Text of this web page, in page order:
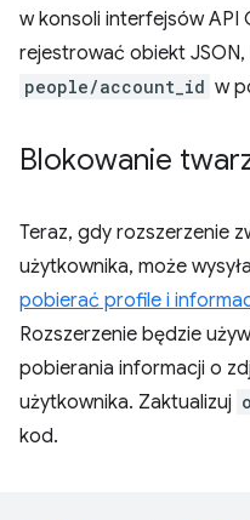
w konsoli interfejsów API
rejestrować obiekt
people/account_id w
Blokowanie
Teraz, gdy rozszerzenie
użytkownika, może
pobierać profile i
Rozszerzenie będzie
pobierania informacji o
użytkownika. Zaktualizuj
kod.